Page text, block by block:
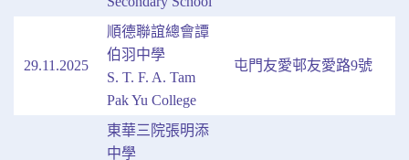
29.11.2025
順德聯誼總會譚
伯羽中學
S. T. F. A. Tam
Pak Yu College
屯門友愛邨友愛路9號
東華三院張明添
中學